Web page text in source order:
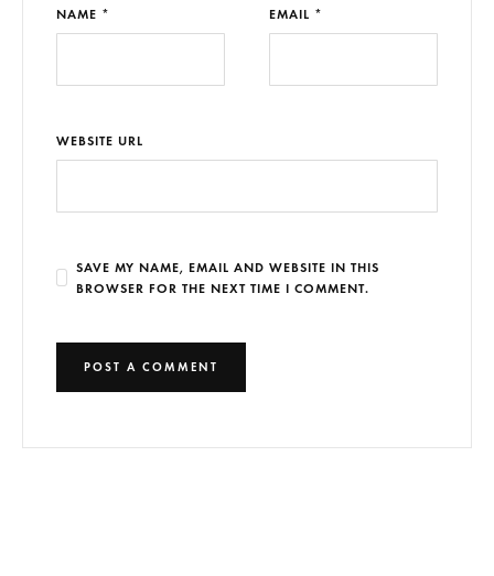
NAME * EMAIL *
WEBSITE URL
SAVE MY NAME, EMAIL AND WEBSITE IN THIS
BROWSER FOR THE NEXT TIME I COMMENT.